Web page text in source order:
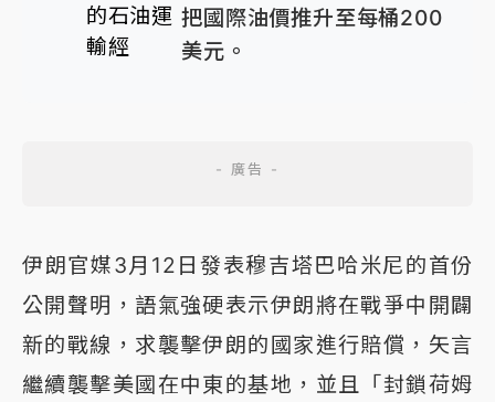
的石油運
輸經
把國際油價推升至每桶200
美元。
伊朗官媒3月12日發表穆吉塔巴哈米尼的首份
公開聲明，語氣強硬表示伊朗將在戰爭中開闢
新的戰線，求襲擊伊朗的國家進行賠償，矢言
繼續襲擊美國在中東的基地，並且「封鎖荷姆